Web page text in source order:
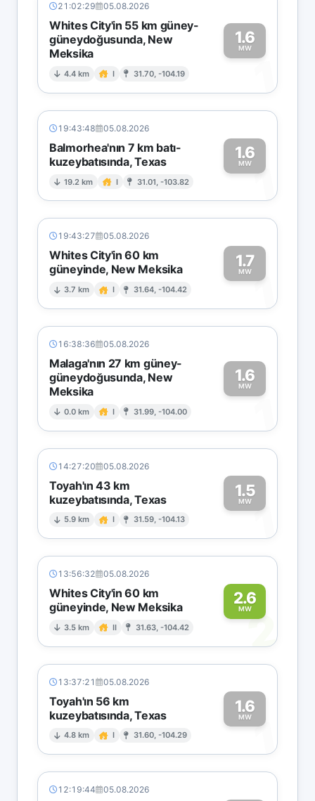
21:02:29 05.08.2026
Whites City'in 55 km güney-
güneydoğusunda, New
Meksika
4.4 km I 31.70, -104.19
1.6
MW
1
19:43:48 05.08.2026
Balmorhea'nın 7 km batı-
kuzeybatısında, Texas
19.2 km I 31.01, -103.82
1.6
MW1
19:43:27 05.08.2026
Whites City'in 60 km
güneyinde, New Meksika
3.7 km I 31.64, -104.42
1.7
MW1
16:38:36 05.08.2026
Malaga'nın 27 km güney-
güneydoğusunda, New
Meksika
0.0 km I 31.99, -104.00
1.6
MW
1
14:27:20 05.08.2026
Toyah'ın 43 km
kuzeybatısında, Texas
5.9 km I 31.59, -104.13
1.5
MW1
13:56:32 05.08.2026
Whites City'in 60 km
güneyinde, New Meksika
3.5 km II 31.63, -104.42
2.6
MW
2
13:37:21 05.08.2026
Toyah'ın 56 km
kuzeybatısında, Texas
4.8 km I 31.60, -104.29
1.6
MW1
12:19:44 05.08.2026